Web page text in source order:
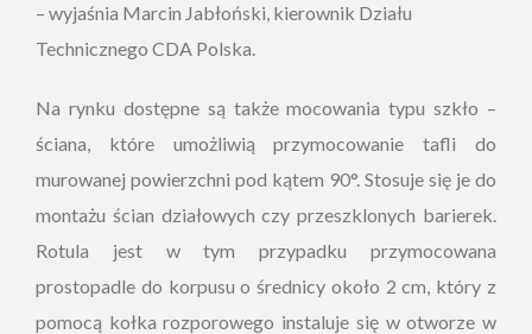
– wyjaśnia Marcin Jabłoński, kierownik Działu
Technicznego CDA Polska.
Na rynku dostępne są także mocowania typu szkło –
ściana, które umożliwią przymocowanie tafli do
murowanej powierzchni pod kątem 90°. Stosuje się je do
montażu ścian działowych czy przeszklonych barierek.
Rotula jest w tym przypadku przymocowana
prostopadle do korpusu o średnicy około 2 cm, który z
pomocą kołka rozporowego instaluje się w otworze w